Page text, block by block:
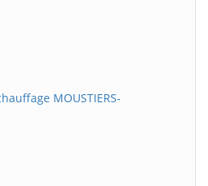
MOUSTIERS-